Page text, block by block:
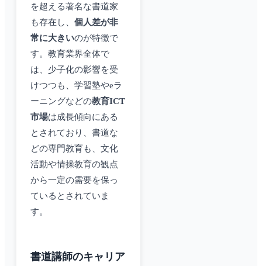
を超える著名な書道家
も存在し、 個人差が非
常に大きいのが特徴で
す。教育業界全体で
は、少子化の影響を受
けつつも、学習塾やeラ
ーニングなどの教育ICT
市場は成長傾向にある
とされており、書道な
どの専門教育も、文化
活動や情操教育の観点
から一定の需要を保っ
ているとされていま
す。
書道講師のキャリア